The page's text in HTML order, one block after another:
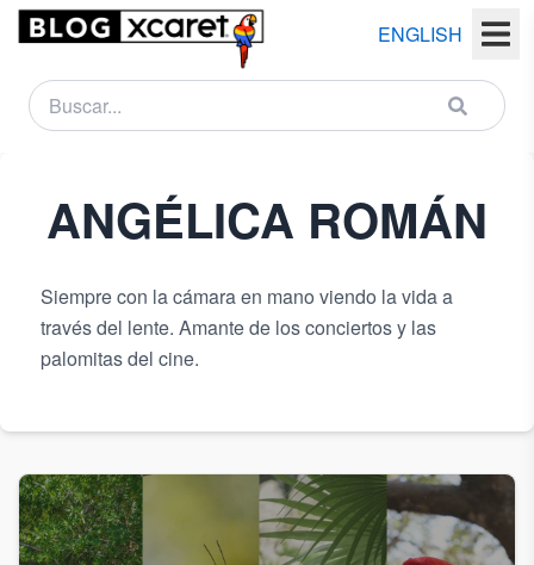
ENGLISH
ANGÉLICA ROMÁN
Siempre con la cámara en mano viendo la vida a
través del lente. Amante de los conciertos y las
palomitas del cine.
NEWSLETTER
Nombre
Apellido
(s)
País